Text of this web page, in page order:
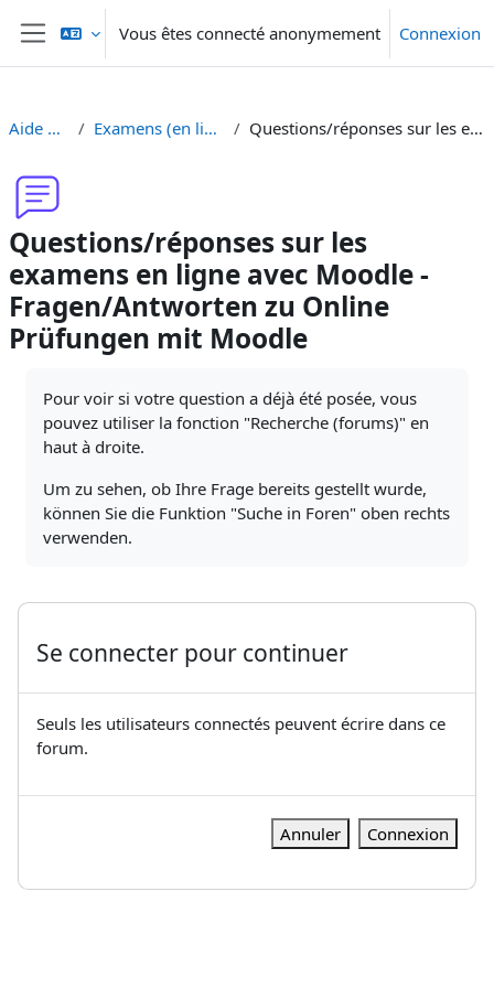
Passer au contenu principal
Panneau latéral
Vous êtes connecté anonymement Connexion
Aide Moodle - Moodle Hilfe Examens (en ligne et sur papier) - Prüfungen (Online und Offline) Questions/réponses sur les examens en ligne avec Moodle - Fragen/Antworten zu Online Prüfungen mit Moodle
Questions/réponses sur les
examens en ligne avec Moodle -
Fragen/Antworten zu Online
Prüfungen mit Moodle
Pour voir si votre question a déjà été posée, vous
pouvez utiliser la fonction "Recherche (forums)" en
haut à droite.
Um zu sehen, ob Ihre Frage bereits gestellt wurde,
können Sie die Funktion "Suche in Foren" oben rechts
verwenden.
Se connecter pour continuer
Seuls les utilisateurs connectés peuvent écrire dans ce
forum.
Annuler Connexion